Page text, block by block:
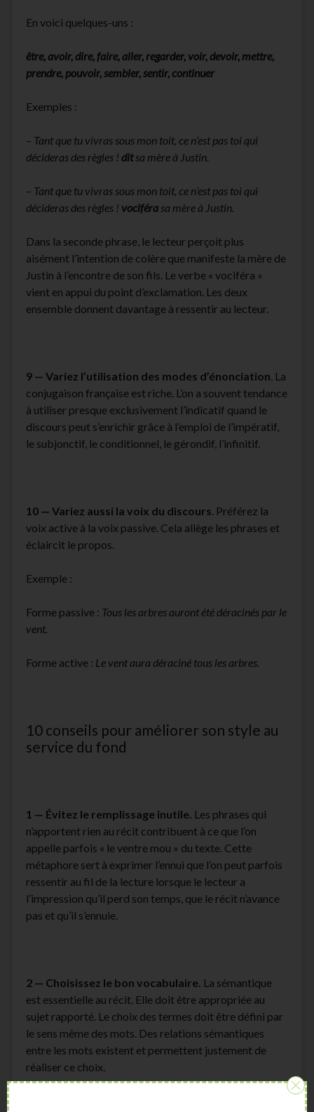
En voici quelques-uns :
être, avoir, dire, faire, aller, regarder, voir, devoir, mettre,
prendre, pouvoir, sembler, sentir, continuer
Exemples :
– Tant que tu vivras sous mon toit, ce n’est pas toi qui
décideras des règles ! ditsa mère à Justin.
– Tant que tu vivras sous mon toit, ce n’est pas toi qui
décideras des règles ! vociférasa mère à Justin.
Dans la seconde phrase, le lecteur perçoit plus
aisément l’intention de colère que manifeste la mère de
Justin à l’encontre de son fils. Le verbe « vociféra »
vient en appui du point d’exclamation. Les deux
ensemble donnent davantage à ressentir au lecteur.
9 — Variez l’utilisation des modes d’énonciation. La
conjugaison française est riche. L’on a souvent tendance
à utiliser presque exclusivement l’indicatif quand le
discours peut s’enrichir grâce à l’emploi de l’impératif,
le subjonctif, le conditionnel, le gérondif, l’infinitif.
10 — Variez aussi la voix du discours. Préférez la
voix active à la voix passive. Cela allège les phrases et
éclaircit le propos.
Exemple :
Forme passive : Tous les arbres auront été déracinés par le
vent.
Forme active : Le vent aura déraciné tous les arbres.
10 conseils pour améliorer son style au
service du fond
1 — Évitez le remplissage inutile. Les phrases qui
n’apportent rien au récit contribuent à ce que l’on
appelle parfois « le ventre mou » du texte. Cette
métaphore sert à exprimer l’ennui que l’on peut parfois
ressentir au fil de la lecture lorsque le lecteur a
l’impression qu’il perd son temps, que le récit n’avance
pas et qu’il s’ennuie.
2 — Choisissez le bon vocabulaire. La sémantique
est essentielle au récit. Elle doit être appropriée au
sujet rapporté. Le choix des termes doit être défini par
le sens même des mots. Des relations sémantiques
entre les mots existent et permettent justement de
réaliser ce choix.